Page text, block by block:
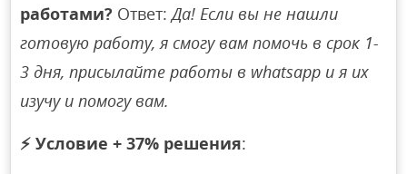
работами? Ответ:Да! Если вы не нашли
готовую работу, я смогу вам помочь в срок 1-
3 дня, присылайте работы в whatsapp и я их
изучу и помогу вам.
⚡ Условие + 37% решения: